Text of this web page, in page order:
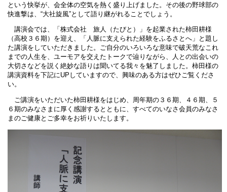
という快挙が、会全体の空気を熱く盛り上げました。その後の野球部の
快進撃は、“大社旋風”として語り継がれることでしょう。
講演会では、「株式会社 旅人（たびと）」を起業された柿田耕様
（高校３６期）を迎え、「人脈に支えられた経験をふるさとへ」と題し
た講演をしていただきました。ご自分のいろいろな意味で破天荒なこれ
までの人生を、ユーモアを交えたトークで辿りながら、人との出会いの
大切さなどを説く絶妙な語りは聞いてる我々を魅了しました。柿田様の
講演資料を下記にUPしていますので、興味のある方はぜひご覧くださ
い。
ご講演をいただいた柿田耕様をはじめ、周年期の３６期、４６期、５
６期のみなさまに厚く感謝するとともに、すべてのいなさ会員のみなさ
まのご健康とご多幸をお祈りいたします。